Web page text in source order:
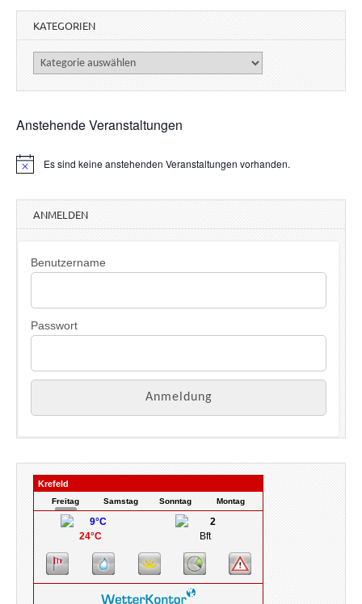
KATEGORIEN
Kategorien
Anstehende Veranstaltungen
H
i
Es sind keine anstehenden Veranstaltungen vorhanden.
ANMELDEN
Benutzername
Passwort